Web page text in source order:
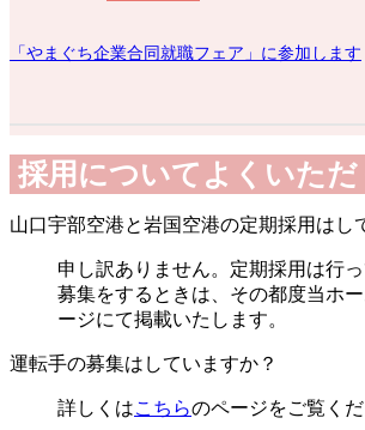
「やまぐち企業合同就職フェア」に参加します
採用についてよくいただ
山口宇部空港と岩国空港の定期採用はし
申し訳ありません。定期採用は行っ
募集をするときは、その都度当ホ
ージにて掲載いたします。
運転手の募集はしていますか？
詳しくはこちらのページをご覧くだ